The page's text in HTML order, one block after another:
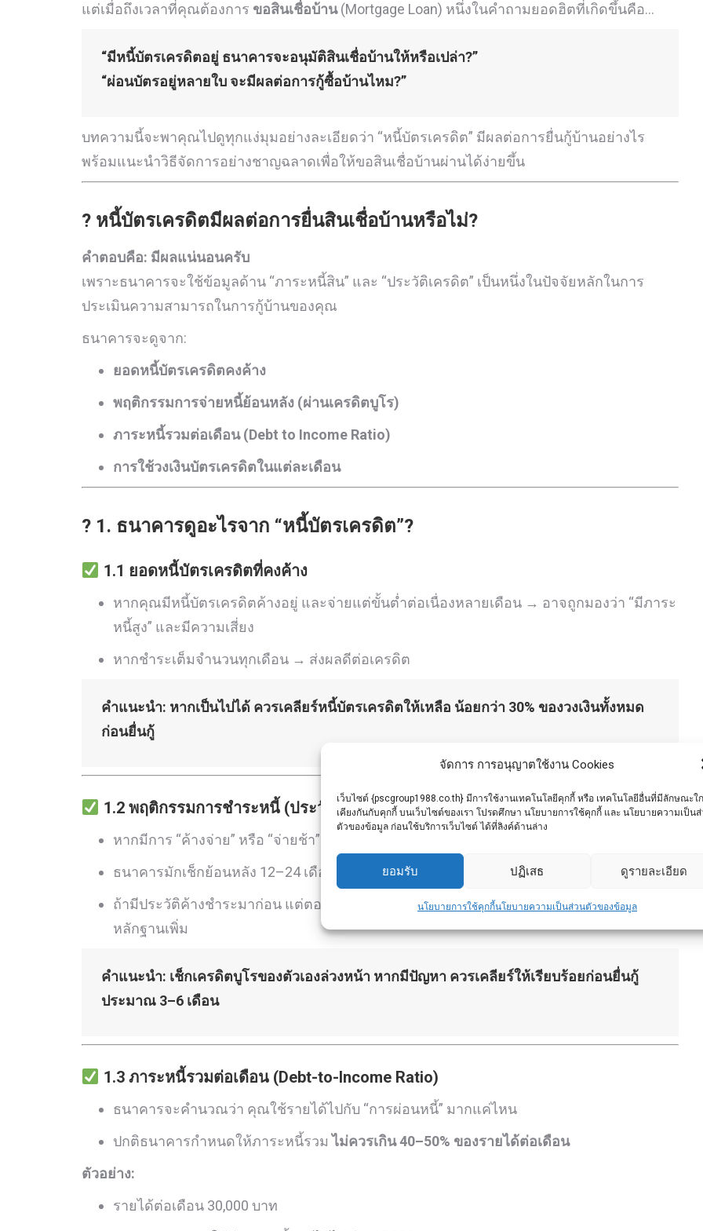
จัดการ การอนุญาตใช้งาน Cookies
เว็บไซต์ {pscgroup1988.co.th} มีการใช้งานเทคโนโลยีคุกกี้ หรือ เทคโนโลยีอื่นที่มีลักษณะใ
เคียงกันกับคุกกี้ บนเว็บไซต์ของเรา โปรดศึกษา นโยบายการใช้คุกกี้ และ นโยบายความเป็น
ตัวของข้อมูล ก่อนใช้บริการเว็บไซต์ ได้ที่ลิงค์ด้านล่าง
ยอมรับ ปฏิเสธ ดูรายละเอียด
นโยบายการใช้คุกกี้นโยบายความเป็นส่วนตัวของข้อมูล
แต่เมื่อถึงเวลาที่คุณต้องการ ขอสินเชื่อบ้าน(Mortgage Loan) หนึ่งในคำถามยอดฮิตที่เกิดขึ้นคือ…
“มีหนี้บัตรเครดิตอยู่ ธนาคารจะอนุมัติสินเชื่อบ้านให้หรือเปล่า?”
“ผ่อนบัตรอยู่หลายใบ จะมีผลต่อการกู้ซื้อบ้านไหม?”
บทความนี้จะพาคุณไปดูทุกแง่มุมอย่างละเอียดว่า “หนี้บัตรเครดิต” มีผลต่อการยื่นกู้บ้านอย่างไร
พร้อมแนะนำวิธีจัดการอย่างชาญฉลาดเพื่อให้ขอสินเชื่อบ้านผ่านได้ง่ายขึ้น
? หนี้บัตรเครดิตมีผลต่อการยื่นสินเชื่อบ้านหรือไม่?
คำตอบคือ: มีผลแน่นอนครับ
เพราะธนาคารจะใช้ข้อมูลด้าน “ภาระหนี้สิน” และ “ประวัติเครดิต” เป็นหนึ่งในปัจจัยหลักในการ
ประเมินความสามารถในการกู้บ้านของคุณ
ธนาคารจะดูจาก:
ยอดหนี้บัตรเครดิตคงค้าง
พฤติกรรมการจ่ายหนี้ย้อนหลัง (ผ่านเครดิตบูโร)
ภาระหนี้รวมต่อเดือน (Debt to Income Ratio)
การใช้วงเงินบัตรเครดิตในแต่ละเดือน
? 1. ธนาคารดูอะไรจาก “หนี้บัตรเครดิต”?
1.1 ยอดหนี้บัตรเครดิตที่คงค้าง
หากคุณมีหนี้บัตรเครดิตค้างอยู่ และจ่ายแต่ขั้นต่ำต่อเนื่องหลายเดือน → อาจถูกมองว่า “มีภาระ
หนี้สูง” และมีความเสี่ยง
หากชำระเต็มจำนวนทุกเดือน → ส่งผลดีต่อเครดิต
คำแนะนำ: หากเป็นไปได้ ควรเคลียร์หนี้บัตรเครดิตให้เหลือ น้อยกว่า 30% ของวงเงินทั้งหมด
ก่อนยื่นกู้
1.2 พฤติกรรมการชำระหนี้ (ประวัติเครดิตบูโร)
หากมีการ “ค้างจ่าย” หรือ “จ่ายช้า” แม้เพียง 1–2 เดือน ก็อาจทำให้เครดิตเสีย
ธนาคารมักเช็กย้อนหลัง 12–24 เดือน
ถ้ามีประวัติค้างชำระมาก่อน แต่ตอนนี้กลับมาจ่ายดีแล้ว ก็ยังสามารถกู้ได้ แต่ธนาคารอาจขอ
หลักฐานเพิ่ม
คำแนะนำ: เช็กเครดิตบูโรของตัวเองล่วงหน้า หากมีปัญหา ควรเคลียร์ให้เรียบร้อยก่อนยื่นกู้
ประมาณ 3–6 เดือน
1.3 ภาระหนี้รวมต่อเดือน (Debt-to-Income Ratio)
ธนาคารจะคำนวณว่า คุณใช้รายได้ไปกับ “การผ่อนหนี้” มากแค่ไหน
ปกติธนาคารกำหนดให้ภาระหนี้รวมไม่ควรเกิน 40–50% ของรายได้ต่อเดือน
ตัวอย่าง:
รายได้ต่อเดือน 30,000 บาท